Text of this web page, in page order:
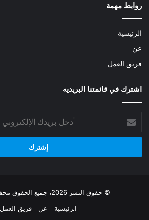
روابط مهمة
الرئيسية
عن
فريق العمل
اشترك في قائمتنا البريدية
بريدك
الإلكتروني
© حقوق النشر 2026، جميع الحقوق محفوظة |
الرئيسية
عن فريق العمل